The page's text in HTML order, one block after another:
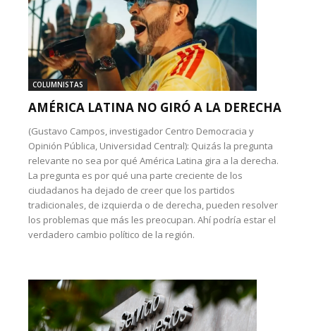
COLUMNISTAS
AMÉRICA LATINA NO GIRÓ A LA DERECHA
(Gustavo Campos, investigador Centro Democracia y
Opinión Pública, Universidad Central): Quizás la pregunta
relevante no sea por qué América Latina gira a la derecha.
La pregunta es por qué una parte creciente de los
ciudadanos ha dejado de creer que los partidos
tradicionales, de izquierda o de derecha, pueden resolver
los problemas que más les preocupan. Ahí podría estar el
verdadero cambio político de la región.